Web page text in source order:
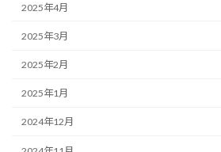
2025年4月
2025年3月
2025年2月
2025年1月
2024年12月